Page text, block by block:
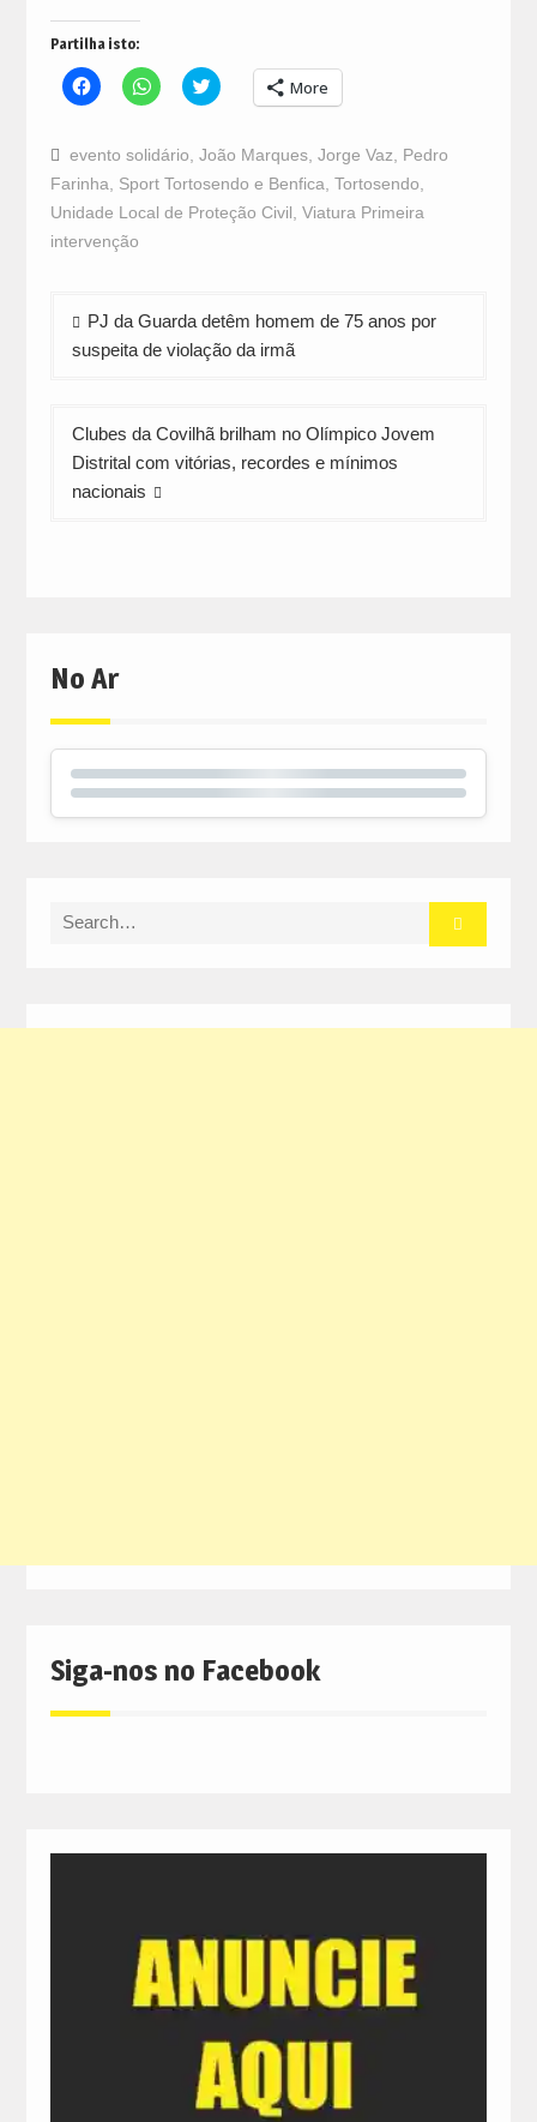
Partilha isto:
Click
to
Facebook
(Opens
in
new
window)
Click
to
WhatsApp
(Opens
in
new
window)
Click
to
Twitter
(Opens
in
new
window)
More
evento solidário João Marques, Jorge Vaz
Pedro
Farinha
Sport Tortosendo e Benfica Tortosendo
Unidade Local de Proteção Civil Viatura Primeira
intervenção
Navegação
de
PJ da Guarda detêm homem de 75 anos por
suspeita de violação da irmã
Clubes da Covilhã brilham no Olímpico Jovem
Distrital com vitórias, recordes e mínimos
nacionais
No Ar
Search
Siga-nos no Facebook